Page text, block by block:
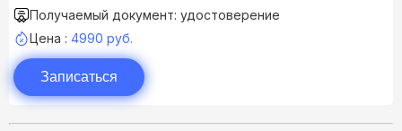
Получаемый документ: удостоверение
Цена : 4990 руб.
Записаться